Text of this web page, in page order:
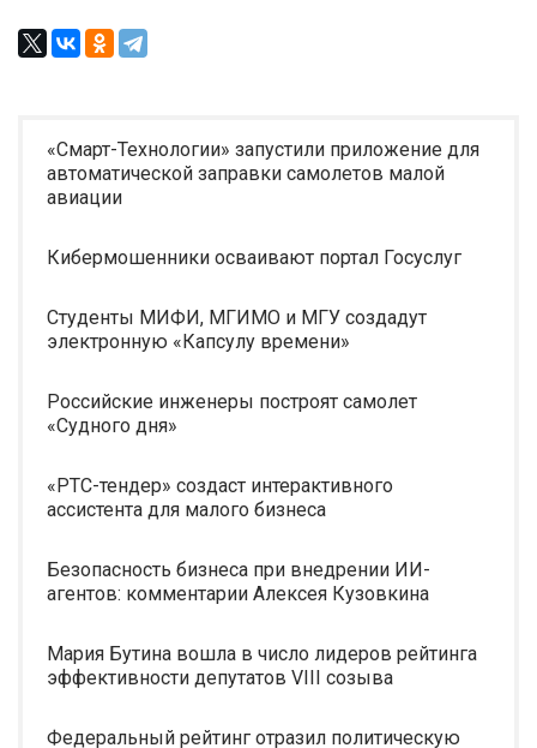
«Смарт-Технологии» запустили приложение для
автоматической заправки самолетов малой
авиации
Кибермошенники осваивают портал Госуслуг
Студенты МИФИ, МГИМО и МГУ создадут
электронную «Капсулу времени»
Российские инженеры построят самолет
«Судного дня»
«РТС-тендер» создаст интерактивного
ассистента для малого бизнеса
Безопасность бизнеса при внедрении ИИ-
агентов: комментарии Алексея Кузовкина
Мария Бутина вошла в число лидеров рейтинга
эффективности депутатов VIII созыва
Федеральный рейтинг отразил политическую